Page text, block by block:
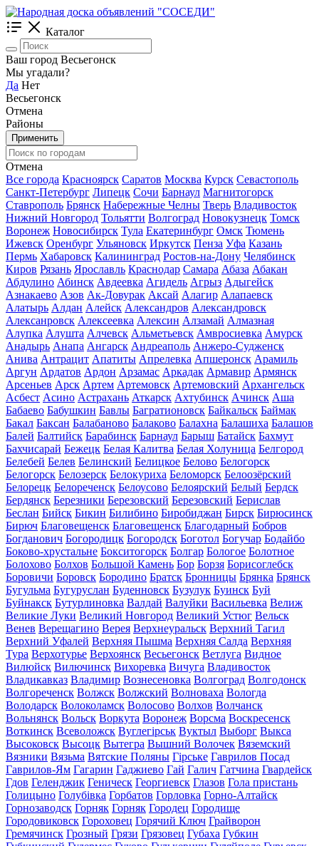
Каталог
Ваш город Весьегонск
Мы угадали?
Да Нет
Весьегонск
Отмена
Районы
Применить
Отмена
Все города Красноярск Саратов Москва Курск Севастополь
Санкт-Петербург Липецк Сочи Барнаул Магнитогорск
Ставрополь Брянск Набережные Челны Тверь Владивосток
Нижний Новгород Тольятти Волгоград Новокузнецк Томск
Воронеж Новосибирск Тула Екатеринбург Омск Тюмень
Ижевск Оренбург Ульяновск Иркутск Пенза Уфа Казань
Пермь Хабаровск Калининград Ростов-на-Дону Челябинск
Киров Рязань Ярославль Краснодар Самара Абаза Абакан
Абдулино Абинск Авдеевка Агидель Агрыз Адыгейск
Азнакаево Азов Ак-Довурак Аксай Алагир Алапаевск
Алатырь Алдан Алейск Александров Александровск
Алексанровск Алексеевка Алексин Алзамай Алмазная
Алупка Алушта Алчевск Альметьевск Амвросиевка Амурск
Анадырь Анапа Ангарск Андреаполь Анжеро-Судженск
Анива Антрацит Апатиты Апрелевка Апшеронск Арамиль
Аргун Ардатов Ардон Арзамас Аркадак Армавир Армянск
Арсеньев Арск Артем Артемовск Артемовский Архангельск
Асбест Асино Астрахань Аткарск Ахтубинск Ачинск Аша
Бабаево Бабушкин Бавлы Багратионовск Байкальск Баймак
Бакал Баксан Балабаново Балаково Балахна Балашиха Балашов
Балей Балтийск Барабинск Барнаул Барыш Батайск Бахмут
Бахчисарай Бежецк Белая Калитва Белая Холуница Белгород
Белебей Белев Белинский Белицкое Белово Белогорск
Белогорск Белозерск Белокуриха Беломорск Белоозёрский
Белорецк Белореченск Белоусово Белоярский Белый Бердск
Бердянск Березники Березовский Березовский Берислав
Беслан Бийск Бикин Билибино Биробиджан Бирск Бирюсинск
Бирюч Благовещенск Благовещенск Благодарный Бобров
Богданович Богородицк Богородск Боготол Богучар Бодайбо
Боково-хрустальне Бокситогорск Болгар Бологое Болотное
Болохово Болхов Большой Камень Бор Борзя Борисоглебск
Боровичи Боровск Бородино Братск Бронницы Брянка Брянск
Бугульма Бугуруслан Буденновск Бузулук Буинск Буй
Буйнакск Бутурлиновка Валдай Валуйки Васильевка Велиж
Великие Луки Великий Новгород Великий Устюг Вельск
Венев Верещагино Верея Верхнеуральск Верхний Тагил
Верхний Уфалей Верхняя Пышма Верхняя Салда Верхняя
Тура Верхотурье Верхоянск Весьегонск Ветлуга Видное
Вилюйск Вилючинск Вихоревка Вичуга Владивосток
Владикавказ Владимир Вознесеновка Волгоград Волгодонск
Волгореченск Волжск Волжский Волноваха Вологда
Володарск Волоколамск Волосово Волхов Волчанск
Вольнянск Вольск Воркута Воронеж Ворсма Воскресенск
Воткинск Всеволожск Вуглегірськ Вуктыл Выборг Выкса
Высоковск Высоцк Вытегра Вышний Волочек Вяземский
Вязники Вязьма Вятские Поляны Гірське Гаврилов Посад
Гаврилов-Ям Гагарин Гаджиево Гай Галич Гатчина Гвардейск
Гдов Геленджик Геническ Георгиевск Глазов Гола пристань
Голицыно Голубівка Горбатов Горловка Горно-Алтайск
Горнозаводск Горняк Горняк Городец Городище
Городовиковск Гороховец Горячий Ключ Грайворон
Гремячинск Грозный Грязи Грязовец Губаха Губкин